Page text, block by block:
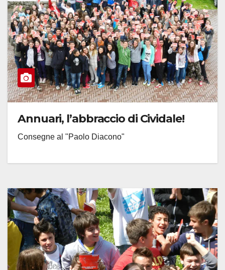
Annuari, l’abbraccio di Cividale!
Consegne al "Paolo Diacono"